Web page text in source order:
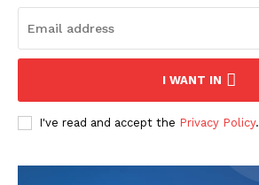
I WANT IN
I've read and accept the Privacy Policy.